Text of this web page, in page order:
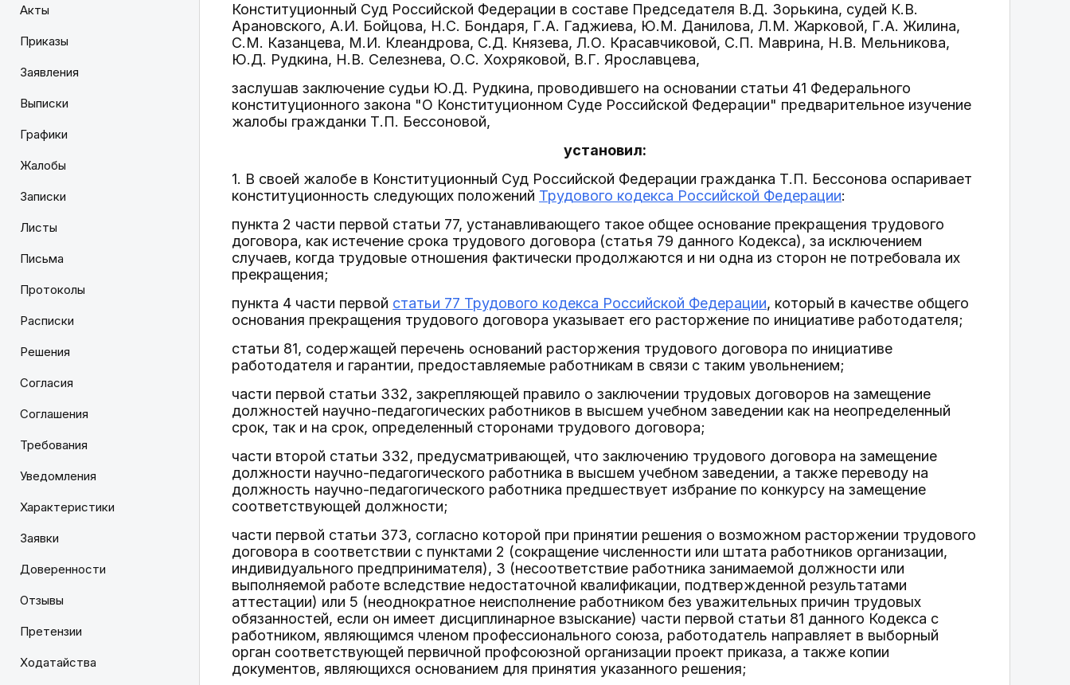
Акты
Приказы
Заявления
Выписки
Графики
Жалобы
Записки
Листы
Письма
Протоколы
Расписки
Решения
Согласия
Соглашения
Требования
Уведомления
Характеристики
Заявки
Доверенности
Отзывы
Претензии
Ходатайства
Конституционный Суд Российской Федерации в составе Председателя В.Д. Зорькина, судей К.В.
Арановского, А.И. Бойцова, Н.С. Бондаря, Г.А. Гаджиева, Ю.М. Данилова, Л.М. Жарковой, Г.А. Жилина,
С.М. Казанцева, М.И. Клеандрова, С.Д. Князева, Л.О. Красавчиковой, С.П. Маврина, Н.В. Мельникова,
Ю.Д. Рудкина, Н.В. Селезнева, О.С. Хохряковой, В.Г. Ярославцева,
заслушав заключение судьи Ю.Д. Рудкина, проводившего на основании статьи 41 Федерального
конституционного закона "О Конституционном Суде Российской Федерации" предварительное изучение
жалобы гражданки Т.П. Бессоновой,
установил:
1. В своей жалобе в Конституционный Суд Российской Федерации гражданка Т.П. Бессонова оспаривает
конституционность следующих положений Трудового кодекса Российской Федерации:
пункта 2 части первой статьи 77, устанавливающего такое общее основание прекращения трудового
договора, как истечение срока трудового договора (статья 79 данного Кодекса), за исключением
случаев, когда трудовые отношения фактически продолжаются и ни одна из сторон не потребовала их
прекращения;
пункта 4 части первой статьи 77 Трудового кодекса Российской Федерации, который в качестве общего
основания прекращения трудового договора указывает его расторжение по инициативе работодателя;
статьи 81, содержащей перечень оснований расторжения трудового договора по инициативе
работодателя и гарантии, предоставляемые работникам в связи с таким увольнением;
части первой статьи 332, закрепляющей правило о заключении трудовых договоров на замещение
должностей научно-педагогических работников в высшем учебном заведении как на неопределенный
срок, так и на срок, определенный сторонами трудового договора;
части второй статьи 332, предусматривающей, что заключению трудового договора на замещение
должности научно-педагогического работника в высшем учебном заведении, а также переводу на
должность научно-педагогического работника предшествует избрание по конкурсу на замещение
соответствующей должности;
части первой статьи 373, согласно которой при принятии решения о возможном расторжении трудового
договора в соответствии с пунктами 2 (сокращение численности или штата работников организации,
индивидуального предпринимателя), 3 (несоответствие работника занимаемой должности или
выполняемой работе вследствие недостаточной квалификации, подтвержденной результатами
аттестации) или 5 (неоднократное неисполнение работником без уважительных причин трудовых
обязанностей, если он имеет дисциплинарное взыскание) части первой статьи 81 данного Кодекса с
работником, являющимся членом профессионального союза, работодатель направляет в выборный
орган соответствующей первичной профсоюзной организации проект приказа, а также копии
документов, являющихся основанием для принятия указанного решения;